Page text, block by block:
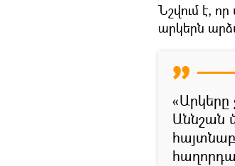
Նշվում է,
արկերն
«Արկերը
Աննշան